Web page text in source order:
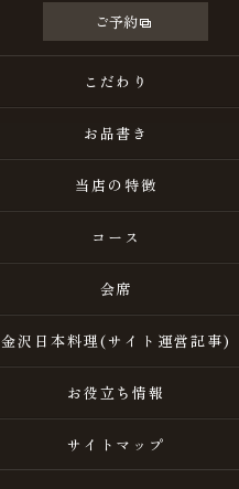
ご予約
こだわり
お品書き
当店の特徴
コース
会席
金沢日本料理(サイト運営記事)
お役立ち情報
サイトマップ